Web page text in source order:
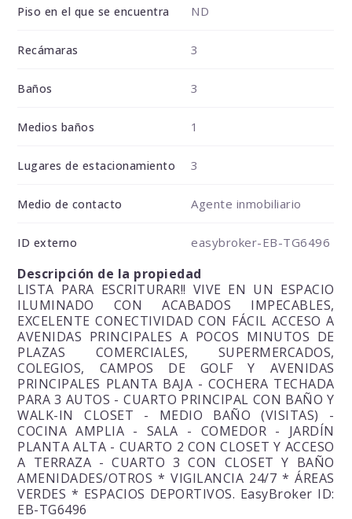
Piso en el que se encuentra ND
Recámaras 3
Baños 3
Medios baños 1
Lugares de estacionamiento 3
Medio de contacto Agente inmobiliario
ID externo easybroker-EB-TG6496
Descripción de la propiedad
LISTA PARA ESCRITURAR!! VIVE EN UN ESPACIO
ILUMINADO CON ACABADOS IMPECABLES,
EXCELENTE CONECTIVIDAD CON FÁCIL ACCESO A
AVENIDAS PRINCIPALES A POCOS MINUTOS DE
PLAZAS COMERCIALES, SUPERMERCADOS,
COLEGIOS, CAMPOS DE GOLF Y AVENIDAS
PRINCIPALES PLANTA BAJA - COCHERA TECHADA
PARA 3 AUTOS - CUARTO PRINCIPAL CON BAÑO Y
WALK-IN CLOSET - MEDIO BAÑO (VISITAS) -
COCINA AMPLIA - SALA - COMEDOR - JARDÍN
PLANTA ALTA - CUARTO 2 CON CLOSET Y ACCESO
A TERRAZA - CUARTO 3 CON CLOSET Y BAÑO
AMENIDADES/OTROS * VIGILANCIA 24/7 * ÁREAS
VERDES * ESPACIOS DEPORTIVOS. EasyBroker ID:
EB-TG6496